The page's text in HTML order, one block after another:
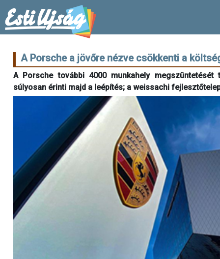
A Porsche a jövőre nézve csökkenti a
A Porsche további 4000 munkahely
súlyosan érinti majd a leépítés; a weissachi